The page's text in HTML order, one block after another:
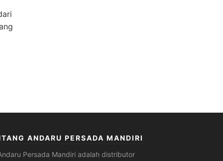
ANDARU PERSADA MANDIRI
Persada Mandiri adalahdistributor